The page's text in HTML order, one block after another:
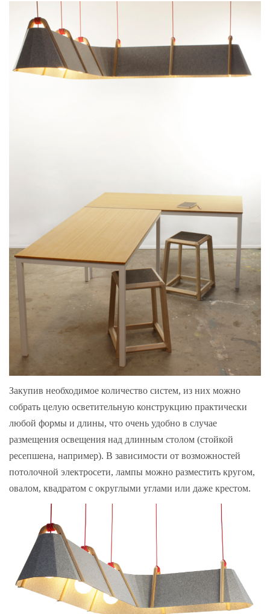
Закупив необходимое количество систем, из них можно
собрать целую осветительную конструкцию практически
любой формы и длины, что очень удобно в случае
размещения освещения над длинным столом (стойкой
ресепшена, например). В зависимости от возможностей
потолочной электросети, лампы можно разместить кругом,
овалом, квадратом с округлыми углами или даже крестом.